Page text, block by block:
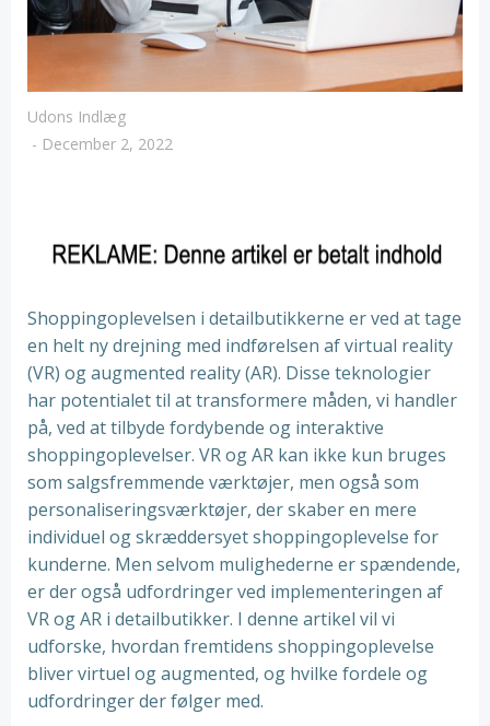
Udons Indlæg
- December 2, 2022
Shoppingoplevelsen i detailbutikkerne er ved at tage
en helt ny drejning med indførelsen af virtual reality
(VR) og augmented reality (AR). Disse teknologier
har potentialet til at transformere måden, vi handler
på, ved at tilbyde fordybende og interaktive
shoppingoplevelser. VR og AR kan ikke kun bruges
som salgsfremmende værktøjer, men også som
personaliseringsværktøjer, der skaber en mere
individuel og skræddersyet shoppingoplevelse for
kunderne. Men selvom mulighederne er spændende,
er der også udfordringer ved implementeringen af
VR og AR i detailbutikker. I denne artikel vil vi
udforske, hvordan fremtidens shoppingoplevelse
bliver virtuel og augmented, og hvilke fordele og
udfordringer der følger med.